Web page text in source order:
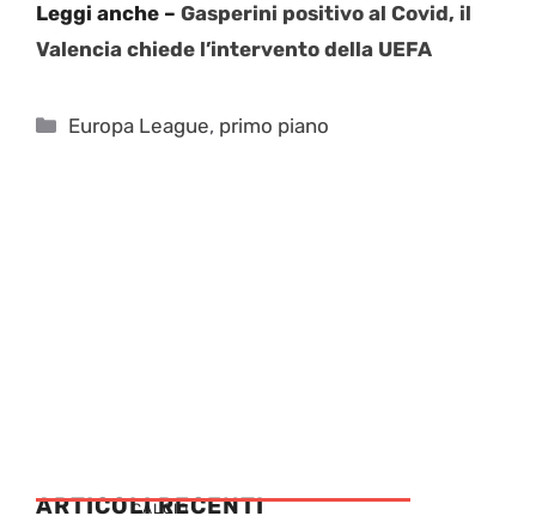
Leggi anche – Gasperini positivo al Covid, il
Valencia chiede l’intervento della UEFA
Categorie
Europa League, primo piano
ARTICOLI RECENTI
CALCIO